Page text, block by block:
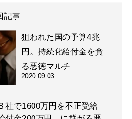
記事
狙われた国の予算4兆
円。持続化給付金を貪
る悪徳マルチ
2020.09.03
社で1600万円を不正受給